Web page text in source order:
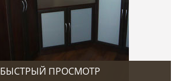
БЫСТРЫЙ ПРОСМОТР